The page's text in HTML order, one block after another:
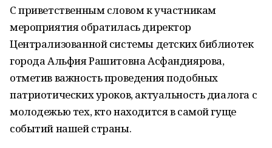
С приветственным словом к участникам
мероприятия обратилась директор
Централизованной системы детских библиотек
города Альфия Рашитовна Асфандиярова,
отметив важность проведения подобных
патриотических уроков, актуальность диалога с
молодежью тех, кто находится в самой гуще
событий нашей страны.